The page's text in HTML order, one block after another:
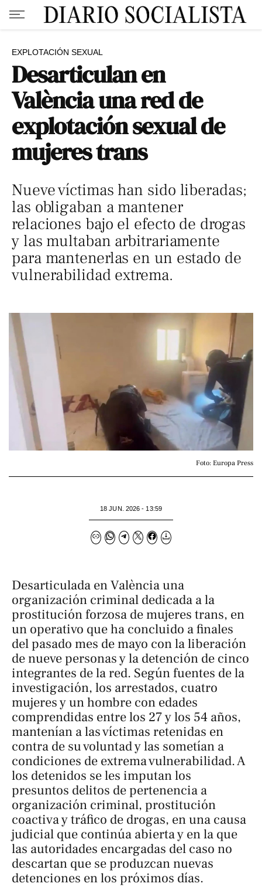
EXPLOTACIÓN SEXUAL
Desarticulan en
València una red de
explotación sexual de
mujeres trans
Nueve víctimas han sido liberadas;
las obligaban a mantener
relaciones bajo el efecto de drogas
y las multaban arbitrariamente
para mantenerlas en un estado de
vulnerabilidad extrema.
Foto: Europa Press
18 JUN. 2026 - 13:59
Desarticulada en València una
organización criminal dedicada a la
prostitución forzosa de mujeres trans, en
un operativo que ha concluido a finales
del pasado mes de mayo con la liberación
de nueve personas y la detención de cinco
integrantes de la red. Según fuentes de la
investigación, los arrestados, cuatro
mujeres y un hombre con edades
comprendidas entre los 27 y los 54 años,
mantenían a las víctimas retenidas en
contra de su voluntad y las sometían a
condiciones de extrema vulnerabilidad. A
los detenidos se les imputan los
presuntos delitos de pertenencia a
organización criminal, prostitución
coactiva y tráfico de drogas, en una causa
judicial que continúa abierta y en la que
las autoridades encargadas del caso no
descartan que se produzcan nuevas
detenciones en los próximos días.